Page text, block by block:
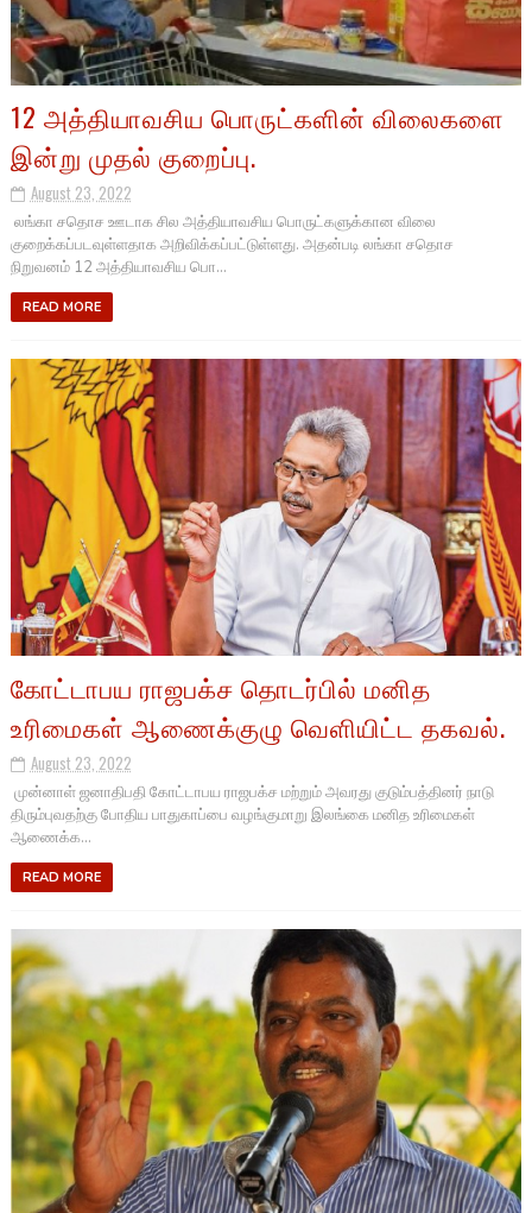
12 அத்தியாவசிய பொருட்களின் விலைகளை
இன்று முதல் குறைப்பு.
August 23, 2022
லங்கா சதொச ஊடாக சில அத்தியாவசிய பொருட்களுக்கான விலை
குறைக்கப்படவுள்ளதாக அறிவிக்கப்பட்டுள்ளது. அதன்படி லங்கா சதொச
நிறுவனம் 12 அத்தியாவசிய பொ...
READ MORE
கோட்டாபய ராஜபக்ச தொடர்பில் மனித
உரிமைகள் ஆணைக்குழு வெளியிட்ட தகவல்.
August 23, 2022
முன்னாள் ஜனாதிபதி கோட்டாபய ராஜபக்ச மற்றும் அவரது குடும்பத்தினர் நாடு
திரும்புவதற்கு போதிய பாதுகாப்பை வழங்குமாறு இலங்கை மனித உரிமைகள்
ஆணைக்க...
READ MORE